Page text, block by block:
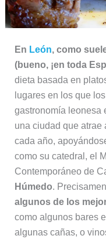
En León, como
(bueno, ¡en toda
dieta basada en
lugares en los que
gastronomía leonesa
una ciudad que atrae
cada año,
como su catedral, el
Contemporáneo de
Húmedo.
algunos de los
como algunos bares
algunas cañas, o